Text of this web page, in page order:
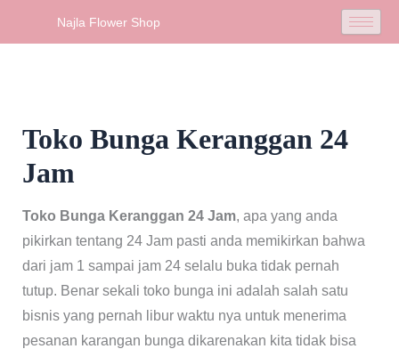
Najla Flower Shop
Toko Bunga Keranggan 24
Jam
Toko Bunga Keranggan 24 Jam, apa yang anda
pikirkan tentang 24 Jam pasti anda memikirkan bahwa
dari jam 1 sampai jam 24 selalu buka tidak pernah
tutup. Benar sekali toko bunga ini adalah salah satu
bisnis yang pernah libur waktu nya untuk menerima
pesanan karangan bunga dikarenakan kita tidak bisa